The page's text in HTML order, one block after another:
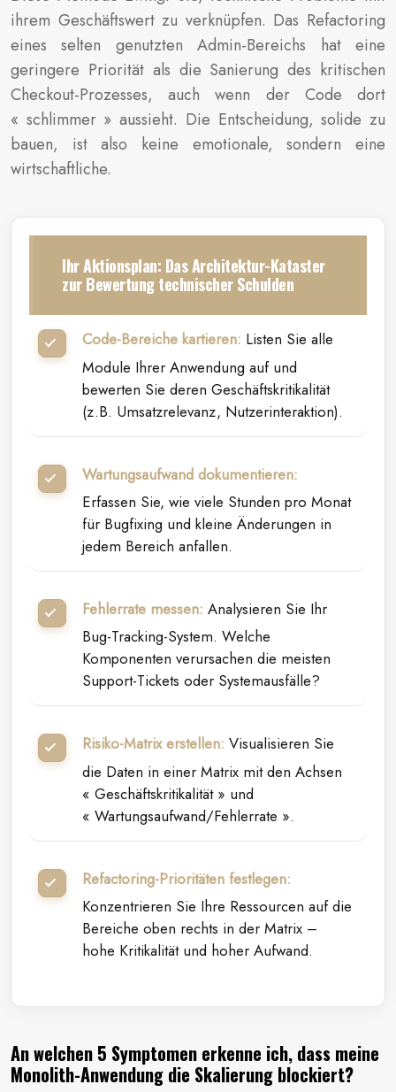
ihrem Geschäftswert zu verknüpfen. Das Refactoring
eines selten genutzten Admin-Bereichs hat eine
geringere Priorität als die Sanierung des kritischen
Checkout-Prozesses, auch wenn der Code dort
« schlimmer » aussieht. Die Entscheidung, solide zu
bauen, ist also keine emotionale, sondern eine
wirtschaftliche.
Ihr Aktionsplan: Das Architektur-Kataster
zur Bewertung technischer Schulden
Code-Bereiche kartieren: Listen Sie alle
Module Ihrer Anwendung auf und
bewerten Sie deren Geschäftskritikalität
(z.B. Umsatzrelevanz, Nutzerinteraktion).
Wartungsaufwand dokumentieren:
Erfassen Sie, wie viele Stunden pro Monat
für Bugfixing und kleine Änderungen in
jedem Bereich anfallen.
Fehlerrate messen: Analysieren Sie Ihr
Bug-Tracking-System. Welche
Komponenten verursachen die meisten
Support-Tickets oder Systemausfälle?
Risiko-Matrix erstellen: Visualisieren Sie
die Daten in einer Matrix mit den Achsen
« Geschäftskritikalität » und
« Wartungsaufwand/Fehlerrate ».
Refactoring-Prioritäten festlegen:
Konzentrieren Sie Ihre Ressourcen auf die
Bereiche oben rechts in der Matrix –
hohe Kritikalität und hoher Aufwand.
An welchen 5 Symptomen erkenne ich, dass meine
Monolith-Anwendung die Skalierung blockiert?